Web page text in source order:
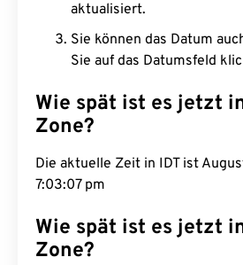
aktualisiert.
Sie können das Datum
Sie auf das Datumsfeld
Wie spät ist es jetzt
Zone?
Die aktuelle Zeit in IDT ist
7:03:08 pm
Wie spät ist es jetzt
Zone?